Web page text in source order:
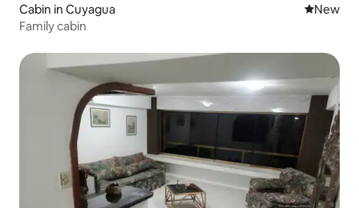
Cabin in Cuyagua New
New
Family cabin